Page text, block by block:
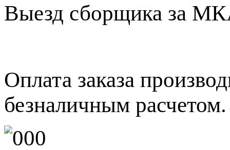
Выезд сборщика за
Оплата заказа
безналичным расчетом.